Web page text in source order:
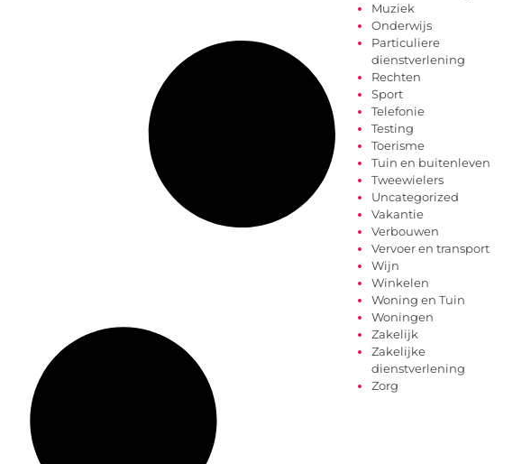
Muziek
Onderwijs
Particuliere
dienstverlening
Rechten
Sport
Telefonie
Testing
Toerisme
Tuin en buitenleven
Tweewielers
Uncategorized
Vakantie
Verbouwen
Vervoer en transport
Wijn
Winkelen
Woning en Tuin
Woningen
Zakelijk
Zakelijke
dienstverlening
Zorg